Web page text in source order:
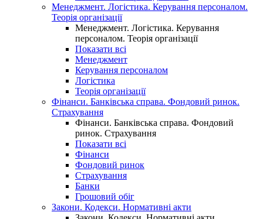
Менеджмент. Логістика. Керування персоналом.
Теорія організації
Менеджмент. Логістика. Керування
персоналом. Теорія організації
Показати всі
Менеджмент
Керування персоналом
Логістика
Теорія організації
Фінанси. Банківська справа. Фондовий ринок.
Страхування
Фінанси. Банківська справа. Фондовий
ринок. Страхування
Показати всі
Фінанси
Фондовий ринок
Страхування
Банки
Грошовий обіг
Закони. Кодекси. Нормативні акти